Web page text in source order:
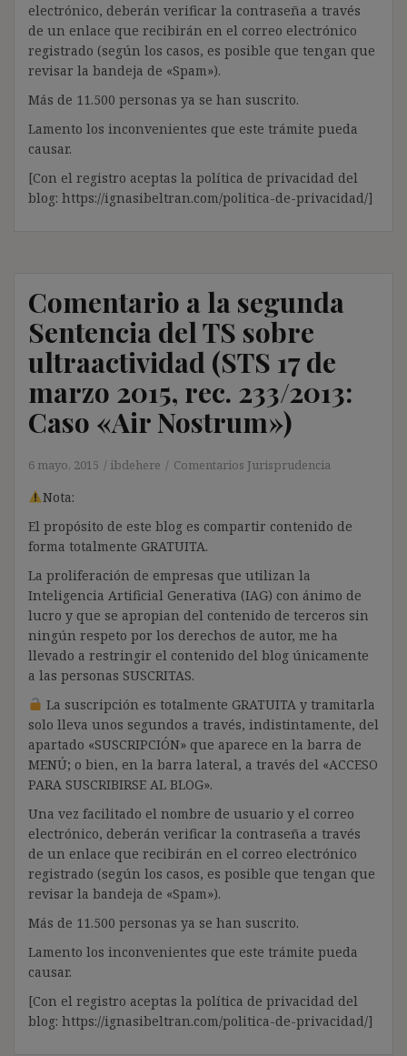
electrónico, deberán verificar la contraseña a través
de un enlace que recibirán en el correo electrónico
registrado (según los casos, es posible que tengan que
revisar la bandeja de «Spam»).
Más de 11.500 personas ya se han suscrito.
Lamento los inconvenientes que este trámite pueda
causar.
[Con el registro aceptas la política de privacidad del
blog: https://ignasibeltran.com/politica-de-privacidad/]
Comentario a la segunda
Sentencia del TS sobre
ultraactividad (STS 17 de
marzo 2015, rec. 233/2013:
Caso «Air Nostrum»)
6 mayo, 2015 ibdehere Comentarios Jurisprudencia
Nota:
El propósito de este blog es compartir contenido de
forma totalmente GRATUITA.
La proliferación de empresas que utilizan la
Inteligencia Artificial Generativa (IAG) con ánimo de
lucro y que se apropian del contenido de terceros sin
ningún respeto por los derechos de autor, me ha
llevado a restringir el contenido del blog únicamente
a las personas SUSCRITAS.
La suscripción es totalmente GRATUITA y tramitarla
solo lleva unos segundos a través, indistintamente, del
apartado «SUSCRIPCIÓN» que aparece en la barra de
MENÚ; o bien, en la barra lateral, a través del «ACCESO
PARA SUSCRIBIRSE AL BLOG».
Una vez facilitado el nombre de usuario y el correo
electrónico, deberán verificar la contraseña a través
de un enlace que recibirán en el correo electrónico
registrado (según los casos, es posible que tengan que
revisar la bandeja de «Spam»).
Más de 11.500 personas ya se han suscrito.
Lamento los inconvenientes que este trámite pueda
causar.
[Con el registro aceptas la política de privacidad del
blog: https://ignasibeltran.com/politica-de-privacidad/]